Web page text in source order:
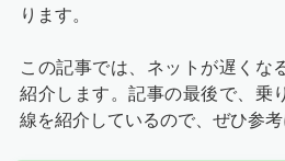
ります。
この記事では、ネットが遅くな
紹介します。記事の最後で、乗
線を紹介しているので、ぜひ参考